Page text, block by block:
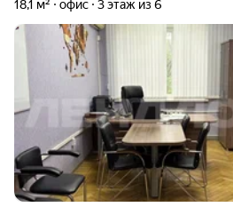
18,1 м² офис 3 этаж из 6